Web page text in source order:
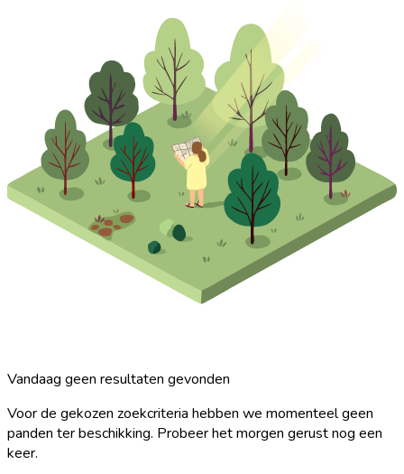
Vandaag geen resultaten gevonden
Voor de gekozen zoekcriteria hebben we momenteel geen
panden ter beschikking. Probeer het morgen gerust nog een
keer.